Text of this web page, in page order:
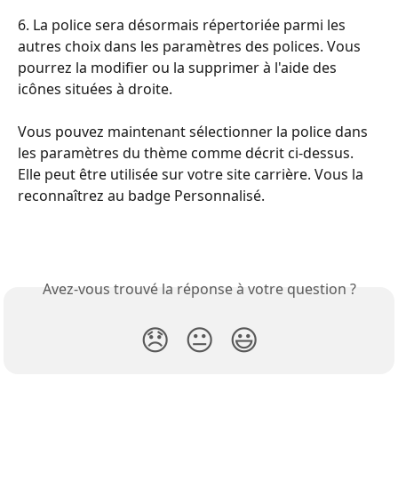
6. La police sera désormais répertoriée parmi les
autres choix dans les paramètres des polices. Vous
pourrez la modifier ou la supprimer à l'aide des
icônes situées à droite.
Vous pouvez maintenant sélectionner la police dans
les paramètres du thème comme décrit ci-dessus.
Elle peut être utilisée sur votre site carrière. Vous la
reconnaîtrez au badge Personnalisé.
Avez-vous trouvé la réponse à votre question ?
😞 😐 😃